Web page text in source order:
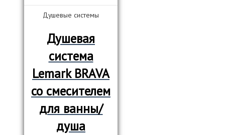
Душевые системы
Душевая
система
Lemark BRAVA
со смесителем
для ванны/
душа